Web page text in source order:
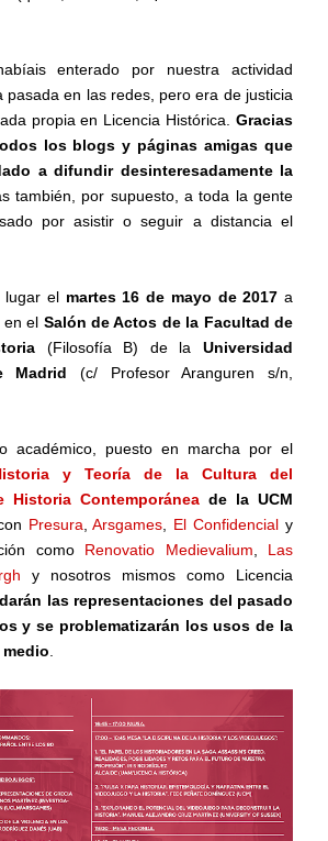
enterado por nuestra actividad
pasada en las redes, pero era de justicia
propia en Licencia Histórica. Gracias
los blogs y páginas amigas que
a difundir desinteresadamente la
también, por supuesto, a toda la gente
por asistir o seguir a distancia el
lugar el martes 16 de mayo de 2017 a
en el Salón de Actos de la Facultad de
(Filosofía B) de laUniversidad
Madrid (c/ Profesor Aranguren s/n,
académico, puesto en marcha por el
y Teoría de la Cultura del
Historia Contemporánea de la UCM
Presura ,Arsgames El Confidencial y
como Renovatio Medievalium
Las
y nosotros mismos como Licencia
las representaciones del pasado
y se problematizarán los usos de la